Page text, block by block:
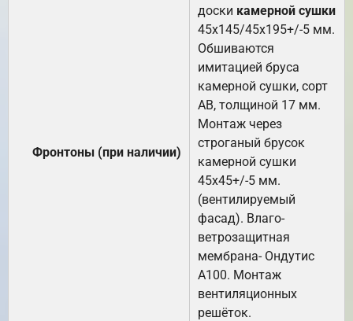
Фронтоны (при наличии)
доски камерной сушки
45х145/45х195+/-5 мм.
Обшиваются
имитацией бруса
камерной сушки, сорт
АВ, толщиной 17 мм.
Монтаж через
строганый брусок
камерной сушки
45х45+/-5 мм.
(вентилируемый
фасад). Влаго-
ветрозащитная
мембрана- Ондутис
А100. Монтаж
вентиляционных
решёток.